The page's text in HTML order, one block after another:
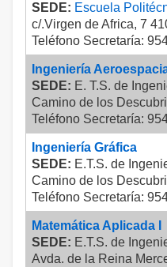
SEDE: Escuela
c/.Virgen de Africa, 7
Teléfono Secretaría:
Ingeniería
SEDE: E. T.S. de
Camino de los
Teléfono Secretaría:
Ingeniería Gráfica
SEDE: E.T.S. de
Camino de los
Teléfono Secretaría:
Matemática Aplicada I
SEDE: E.T.S. de
Avda. de la Reina